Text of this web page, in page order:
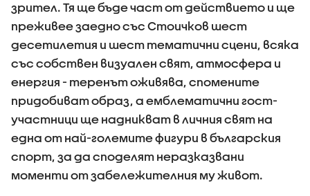
зрител. Тя ще бъде част от действието и ще
преживее заедно със Стоичков шест
десетилетия и шест тематични сцени, всяка
със собствен визуален свят, атмосфера и
енергия - теренът оживява, спомените
придобиват образ, а емблематични гост-
участници ще надникват в личния свят на
една от най-големите фигури в българския
спорт, за да споделят неразказвани
моменти от забележителния му живот.